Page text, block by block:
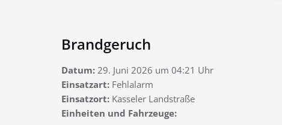
Brandgeruch
Datum: 29. Juni 2026 um 04:21 Uhr
Einsatzart: Fehlalarm
Einsatzort: Kasseler Landstraße
Einheiten und Fahrzeuge: